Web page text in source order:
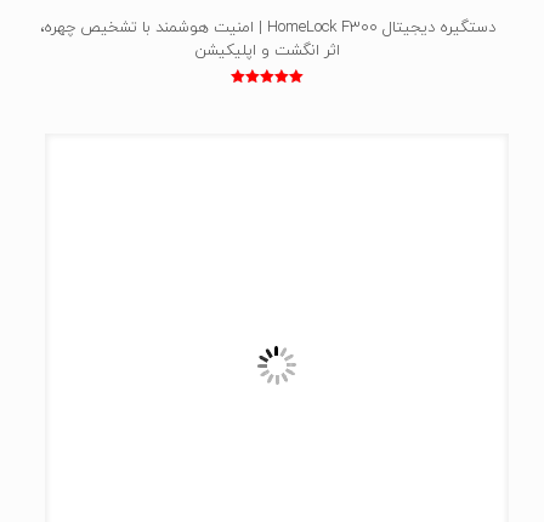
دستگیره دیجیتال HomeLock F300 | امنیت هوشمند با تشخیص چهره،
اثر انگشت و اپلیکیشن